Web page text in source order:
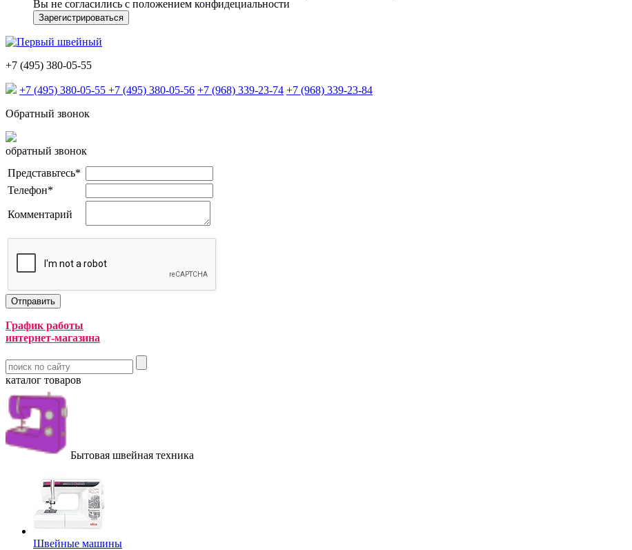
Вы не согласились с положением конфидециальности
+7 (495) 380-05-55
+7 (495) 380-05-55 +7 (495) 380-05-56 +7 (968) 339-23-74 +7 (968) 339-23-84
Обратный звонок
обратный звонок
Представьтесь*
Телефон*
Комментарий
График работы
интернет-магазина
каталог товаров
Бытовая швейная техника
Швейные машины